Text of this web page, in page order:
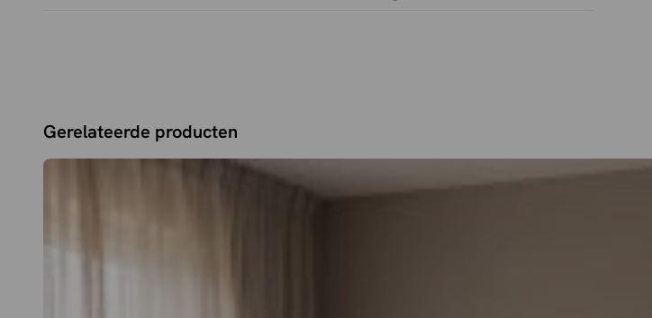
Gerelateerde producten